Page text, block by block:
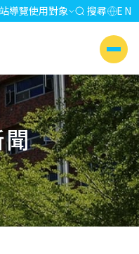
導覽使用對象 搜尋 EN
大學 I-SHOU UNIVERSITY
側選單
聞